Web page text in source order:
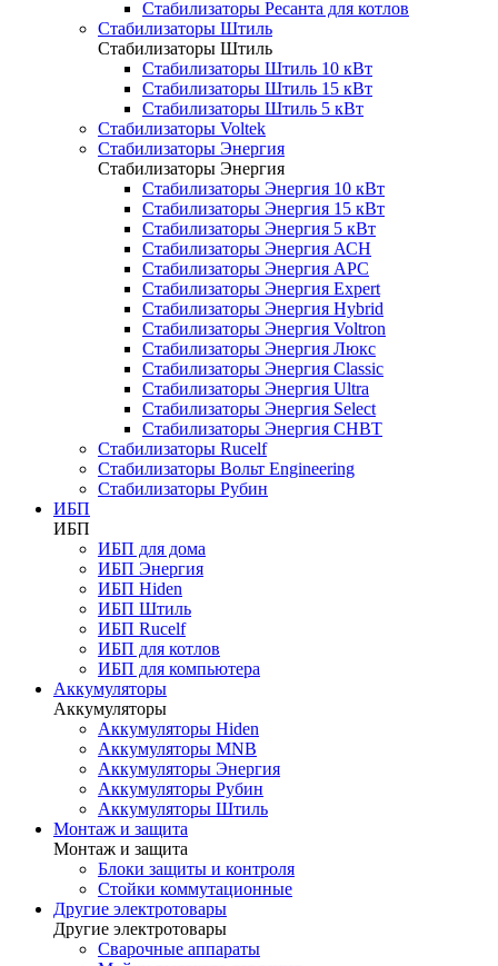
Стабилизаторы Ресанта для котлов
Стабилизаторы Штиль
Стабилизаторы Штиль
Стабилизаторы Штиль 10 кВт
Стабилизаторы Штиль 15 кВт
Стабилизаторы Штиль 5 кВт
Стабилизаторы Voltek
Стабилизаторы Энергия
Стабилизаторы Энергия
Стабилизаторы Энергия 10 кВт
Стабилизаторы Энергия 15 кВт
Стабилизаторы Энергия 5 кВт
Стабилизаторы Энергия АСН
Стабилизаторы Энергия АРС
Стабилизаторы Энергия Expert
Стабилизаторы Энергия Hybrid
Стабилизаторы Энергия Voltron
Стабилизаторы Энергия Люкс
Стабилизаторы Энергия Classic
Стабилизаторы Энергия Ultra
Стабилизаторы Энергия Select
Стабилизаторы Энергия СНВТ
Стабилизаторы Rucelf
Стабилизаторы Вольт Engineering
Стабилизаторы Рубин
ИБП
ИБП
ИБП для дома
ИБП Энергия
ИБП Hiden
ИБП Штиль
ИБП Rucelf
ИБП для котлов
ИБП для компьютера
Аккумуляторы
Аккумуляторы
Аккумуляторы Hiden
Аккумуляторы MNB
Аккумуляторы Энергия
Аккумуляторы Рубин
Аккумуляторы Штиль
Монтаж и защита
Монтаж и защита
Блоки защиты и контроля
Стойки коммутационные
Другие электротовары
Другие электротовары
Сварочные аппараты